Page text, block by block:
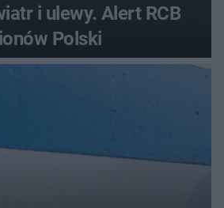
i ulewy. Alert RCB
Polski